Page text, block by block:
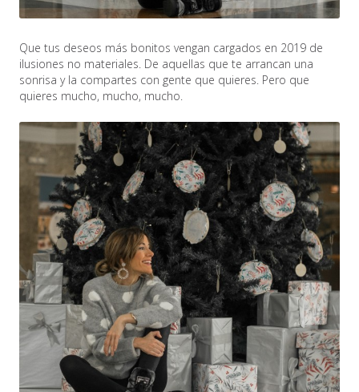
Que tus deseos más bonitos vengan cargados en 2019 de
ilusiones no materiales. De aquellas que te arrancan una
sonrisa y la compartes con gente que quieres. Pero que
quieres mucho, mucho, mucho.